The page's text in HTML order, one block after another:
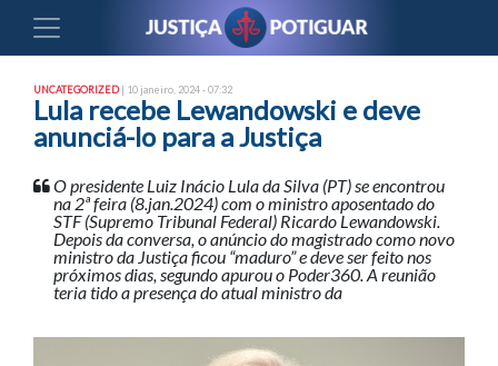
UNCATEGORIZED| 10 janeiro, 2024 - 07:32
Lula recebe Lewandowski e deve
anunciá-lo para a Justiça
O presidente Luiz Inácio Lula da Silva (PT) se encontrou
na 2ª feira (8.jan.2024) com o ministro aposentado do
STF (Supremo Tribunal Federal) Ricardo Lewandowski.
Depois da conversa, o anúncio do magistrado como novo
ministro da Justiça ficou “maduro” e deve ser feito nos
próximos dias, segundo apurou o Poder360. A reunião
teria tido a presença do atual ministro da